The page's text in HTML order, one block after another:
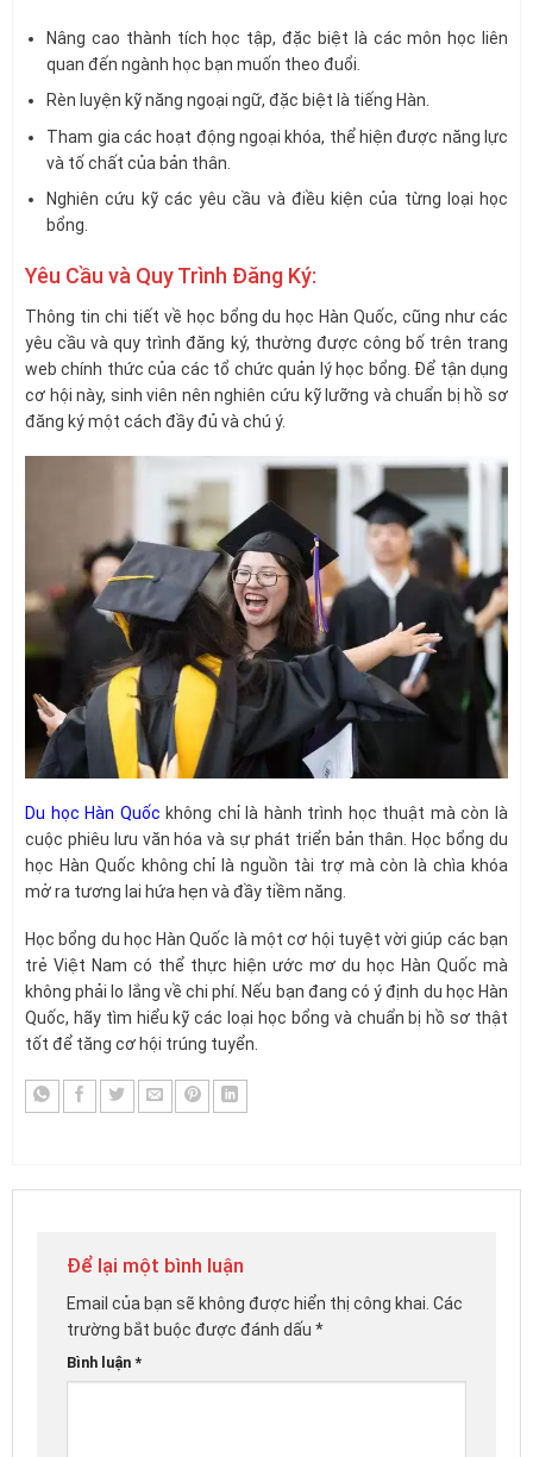
Nâng cao thành tích học tập, đặc biệt là các môn học liên
quan đến ngành học bạn muốn theo đuổi.
Rèn luyện kỹ năng ngoại ngữ, đặc biệt là tiếng Hàn.
Tham gia các hoạt động ngoại khóa, thể hiện được năng lực
và tố chất của bản thân.
Nghiên cứu kỹ các yêu cầu và điều kiện của từng loại học
bổng.
Yêu Cầu và Quy Trình Đăng Ký:
Thông tin chi tiết về học bổng du học Hàn Quốc, cũng như các
yêu cầu và quy trình đăng ký, thường được công bố trên trang
web chính thức của các tổ chức quản lý học bổng. Để tận dụng
cơ hội này, sinh viên nên nghiên cứu kỹ lưỡng và chuẩn bị hồ sơ
đăng ký một cách đầy đủ và chú ý.
Du học Hàn Quốc không chỉ là hành trình học thuật mà còn là
cuộc phiêu lưu văn hóa và sự phát triển bản thân. Học bổng du
học Hàn Quốc không chỉ là nguồn tài trợ mà còn là chìa khóa
mở ra tương lai hứa hẹn và đầy tiềm năng.
Học bổng du học Hàn Quốc là một cơ hội tuyệt vời giúp các bạn
trẻ Việt Nam có thể thực hiện ước mơ du học Hàn Quốc mà
không phải lo lắng về chi phí. Nếu bạn đang có ý định du học Hàn
Quốc, hãy tìm hiểu kỹ các loại học bổng và chuẩn bị hồ sơ thật
tốt để tăng cơ hội trúng tuyển.
Để lại một bình luận
Email của bạn sẽ không được hiển thị công khai. Các
trường bắt buộc được đánh dấu *
Bình luận *